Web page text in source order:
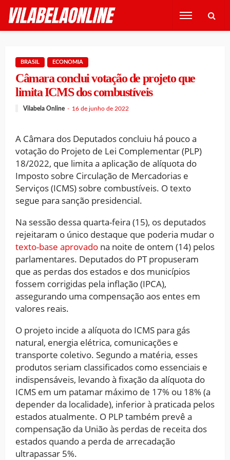
BRASIL ECONOMIA
Câmara conclui votação de projeto que
limita ICMS dos combustíveis
Vilabela Online 16 de junho de 2022
A Câmara dos Deputados concluiu há pouco a
votação do Projeto de Lei Complementar (PLP)
18/2022, que limita a aplicação de alíquota do
Imposto sobre Circulação de Mercadorias e
Serviços (ICMS) sobre combustíveis. O texto
segue para sanção presidencial.
Na sessão dessa quarta-feira (15), os deputados
rejeitaram o único destaque que poderia mudar o
texto-base aprovado na noite de ontem (14) pelos
parlamentares. Deputados do PT propuseram
que as perdas dos estados e dos municípios
fossem corrigidas pela inflação (IPCA),
assegurando uma compensação aos entes em
valores reais.
O projeto incide a alíquota do ICMS para gás
natural, energia elétrica, comunicações e
transporte coletivo. Segundo a matéria, esses
produtos seriam classificados como essenciais e
indispensáveis, levando à fixação da alíquota do
ICMS em um patamar máximo de 17% ou 18% (a
depender da localidade), inferior à praticada pelos
estados atualmente. O PLP também prevê a
compensação da União às perdas de receita dos
estados quando a perda de arrecadação
ultrapassar 5%.